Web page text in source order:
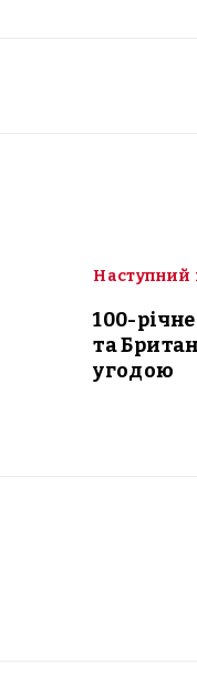
Наступний
100-
та
угодою